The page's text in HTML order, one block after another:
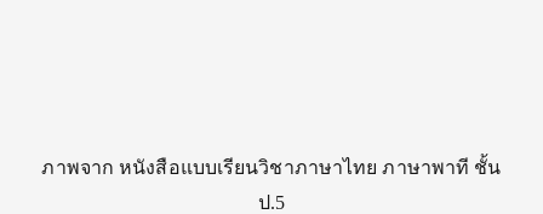
ภาพจาก หนังสือแบบเรียนวิชาภาษาไทย ภาษาพาที ชั้น
ป.5